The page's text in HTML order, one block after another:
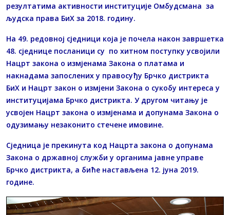
резултатима активности институције Омбудсмана за
људска права БиХ за 2018. годину.
На 49. редовној сједници која је почела након завршетка
48. сједнице посланици су по хитном поступку усвојили
Нацрт закона о измјенама Закона о платама и
накнадама запослених у правосуђу Брчко дистрикта
БиХ и Нацрт закон о измјени Закона о сукобу интереса у
институцијама Брчко дистрикта. У другом читању је
усвојен Нацрт закона о измјенама и допунама Закона о
одузимању незаконито стечене имовине.
Сједница је прекинута код Нацрта закона о допунама
Закона o државној служби у органима јавне управе
Брчко дистрикта, а биће настављена 12. јуна 2019.
године.